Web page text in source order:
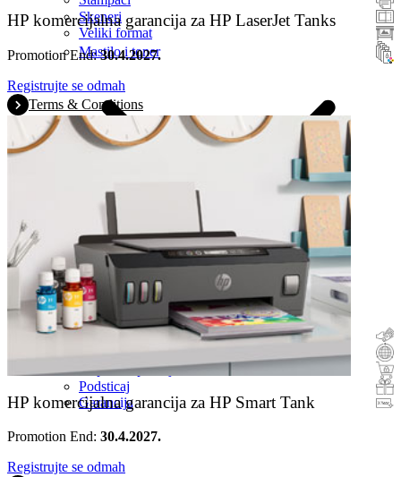
Skeneri
Veliki format
Mastilo i toner
Povraćaj novca
Zamena
Kupite i isprobajte
Podsticaj
Garancija
HP komercijalna garancija za HP LaserJet Tanks
Promotion End:30.4.2027.
Registrujte se odmah
Terms & Conditions
HP komercijalna garancija za HP Smart Tank
Promotion End: 30.4.2027.
Registrujte se odmah